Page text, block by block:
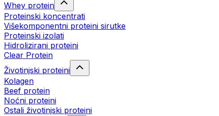
Whey protein
Proteinski koncentrati
Višekomponentni proteini sirutke
Proteinski izolati
Hidrolizirani proteini
Clear Protein
Životinjski proteini
Kolagen
Beef protein
Noćni proteini
Ostali životinjski proteini